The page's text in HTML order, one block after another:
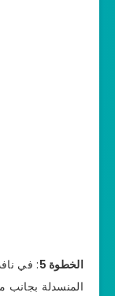
الخطوة 5
: في
المنسدلة بجانب